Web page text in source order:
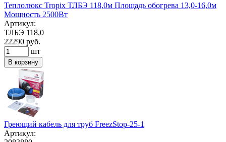
Теплолюкс Tropix ТЛБЭ 118,0м Площадь обогрева 13,0-16,0м
Мощность 2500Вт
Артикул:
ТЛБЭ 118,0
22290 руб.
шт
В корзину
Греющий кабель для труб FreezStop-25-1
Артикул: